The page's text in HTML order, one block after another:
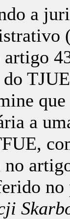
a
artigo
a
no